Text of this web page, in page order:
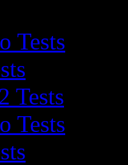
Tests
Tests
Tests